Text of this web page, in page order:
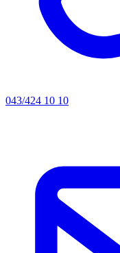
043/424 10 10